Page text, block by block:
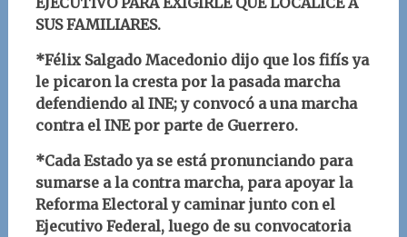
SUS FAMILIARES.
*Félix Salgado Macedonio dijo que los fifís ya
le picaron la cresta por la pasada marcha
defendiendo al INE; y convocó a una marcha
contra el INE por parte de Guerrero.
*Cada Estado ya se está pronunciando para
sumarse a la contra marcha, para apoyar la
Reforma Electoral y caminar junto con el
Ejecutivo Federal, luego de su convocatoria